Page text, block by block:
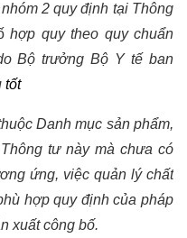
2 quy định tại Thông
hợp quy theo quy chuẩn
Bộ trưởng Bộ Y tế ban
tốt
Danh mục sản phẩm,
tư này mà chưa có
ứng, việc quản lý chất
hợp quy định của pháp
xuất công bố.